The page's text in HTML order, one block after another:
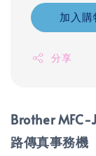
加入購
分享
Brother
路傳真事務機